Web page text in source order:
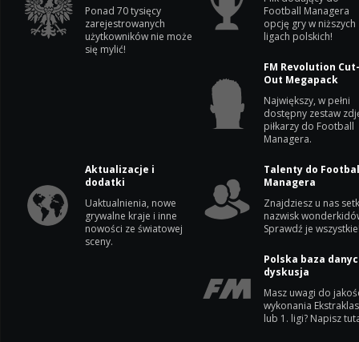
Ponad 70 tysięcy
zarejestrowanych
użytkowników nie może
się mylić!
Football Managera
opcję gry w niższych
ligach polskich!
FM Revolution
Out Megapack
Największy, w pełni
dostępny zestaw
piłkarzy do Football
Managera.
Aktualizacje i
dodatki
Uaktualnienia, nowe
grywalne kraje i inne
nowości ze światowej
sceny.
Talenty do
Managera
Znajdziesz u nas
nazwisk
Sprawdź je
Polska baza
dyskusja
Masz uwagi do
wykonania
lub 1. ligi? Napisz